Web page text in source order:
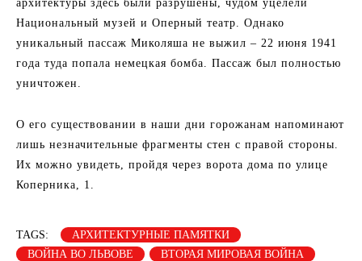
архитектуры здесь были разрушены, чудом уцелели
Национальный музей и Оперный театр. Однако
уникальный пассаж Миколяша не выжил – 22 июня 1941
года туда попала немецкая бомба. Пассаж был полностью
уничтожен.
О его существовании в наши дни горожанам напоминают
лишь незначительные фрагменты стен с правой стороны.
Их можно увидеть, пройдя через ворота дома по улице
Коперника, 1.
TAGS:
АРХИТЕКТУРНЫЕ ПАМЯТКИ
ВОЙНА ВО ЛЬВОВЕ
ВТОРАЯ МИРОВАЯ ВОЙНА